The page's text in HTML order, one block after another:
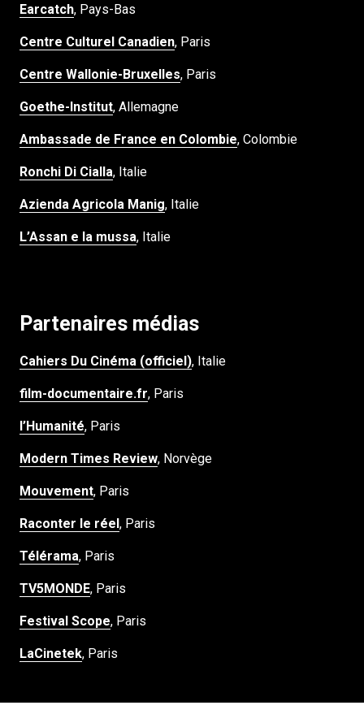
Earcatch, Pays-Bas
Centre Culturel Canadien, Paris
Centre Wallonie-Bruxelles, Paris
Goethe-Institut, Allemagne
Ambassade de France en Colombie, Colombie
Ronchi Di Cialla, Italie
Azienda Agricola Manig, Italie
L’Assan e la mussa, Italie
Partenaires médias
Cahiers Du Cinéma (officiel), Italie
film-documentaire.fr, Paris
l’Humanité, Paris
Modern Times Review, Norvège
Mouvement, Paris
Raconter le réel, Paris
Télérama, Paris
TV5MONDE, Paris
Festival Scope, Paris
LaCinetek, Paris